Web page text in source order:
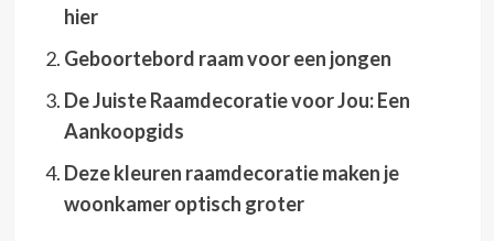
hier
Geboortebord raam voor een jongen
De Juiste Raamdecoratie voor Jou: Een
Aankoopgids
Deze kleuren raamdecoratie maken je
woonkamer optisch groter